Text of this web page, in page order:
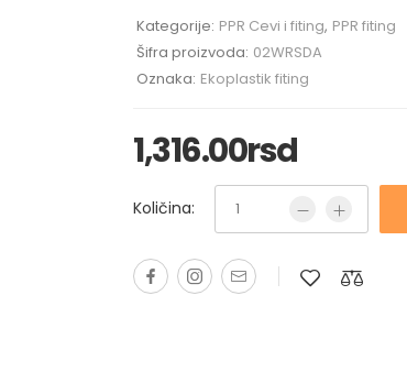
Kategorije: PPR Cevi i fiting, PPR fiting
Šifra proizvoda: 02WRSDA
Oznaka: Ekoplastik fiting
1,316.00rsd
Količina: